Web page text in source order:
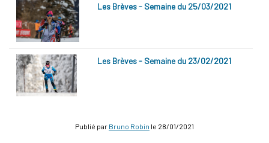
Les Brèves - Semaine du 25/03/2021
Les Brèves - Semaine du 23/02/2021
Publié par Bruno Robin le 28/01/2021